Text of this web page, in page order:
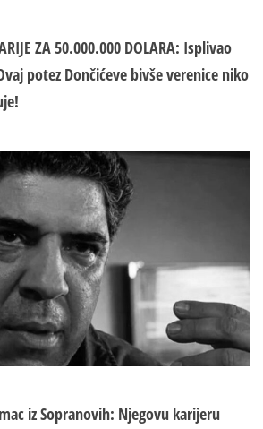
ZA 50.000.000 DOLARA: Isplivao
potez Dončićeve bivše verenice niko
iz Sopranovih: Njegovu karijeru